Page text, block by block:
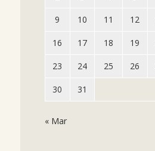
9 10 11 12
16 17 18 19
23 24 25 26
30 31
« Mar